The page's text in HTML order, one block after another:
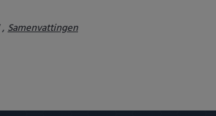
, Samenvattingen